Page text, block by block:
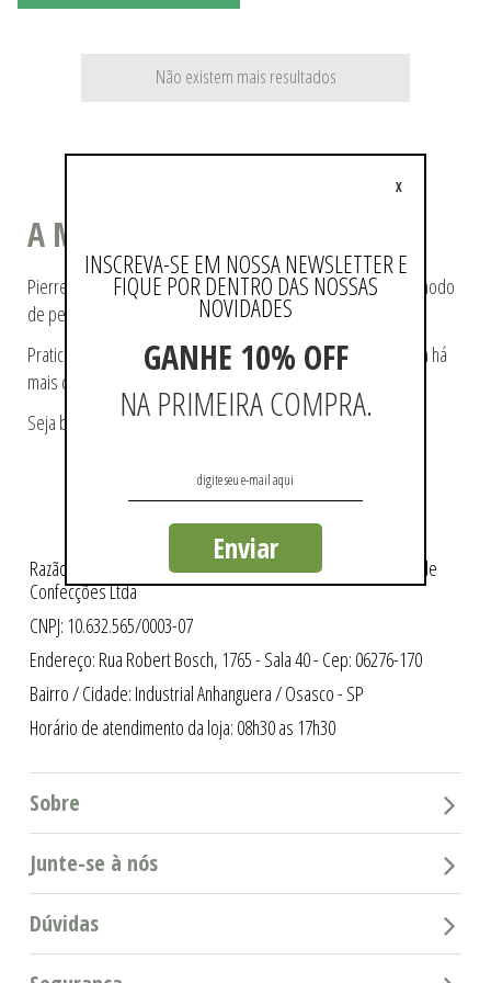
Não existem mais resultados
A MODA COMO ESTILO DE VIDA
Pierre Cardin ajudou a tecer a história da moda, pioneiro no modo
de pensá-la e de reproduzi-la.
Praticidade e modernidade fazem parte da essência da marca há
mais de 60 anos.
Seja bem-vindo a loja oficial Pierre Cardin no Brasil.
Razão Social: Intergriffes São Cristóvão Indústria e Comércio de
Confecções Ltda
CNPJ: 10.632.565/0003-07
Endereço: Rua Robert Bosch, 1765 - Sala 40 - Cep: 06276-170
Bairro / Cidade: Industrial Anhanguera / Osasco - SP
Horário de atendimento da loja: 08h30 as 17h30
Sobre
Junte-se à nós
Dúvidas
INSCREVA-SE EM NOSSA NEWSLETTER E
FIQUE POR DENTRO DAS NOSSAS
NOVIDADES
GANHE 10% OFF
NA PRIMEIRA COMPRA.
Enviar
X